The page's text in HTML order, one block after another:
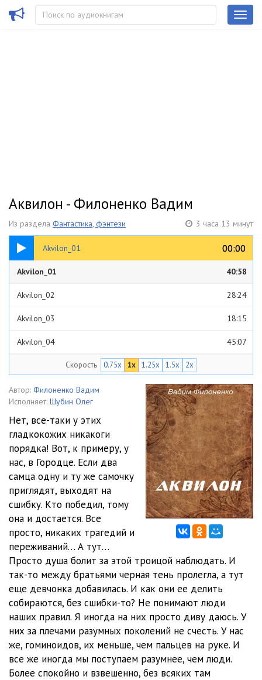
Аквилон - Филоненко Вадим
Из раздела Фантастика, фэнтези 3 часа 13 минут
Akvilon_01 00:00
00:00
40:58
Akvilon_01 40:58
Akvilon_02 28:24
Akvilon_03 18:15
Akvilon_04 45:07
Akvilon_06 55:46
Скорость 0.75x 1x 1.25x 1.5x 2x
Автор: Филоненко Вадим
Исполняет: Шубин Олег
Нет, все-таки у этих
гладкокожих никакоги
порядка! Вот, к примеру, у
нас, в Городце. Если два
самца одну и ту же самочку
приглядят, выходят на
сшибку. Кто победил, тому
она и достается. Все
просто, никаких трагедий и
переживаний… А тут…
Просто душа болит за этой троицой наблюдать. И
так-то между братьями черная тень пролегла, а тут
еще девчoнка добавилась. И как они ее делить
собираются, без сшибки-то? Не понимают люди
наших правил. Я иногда на них просто диву даюсь. У
них за плечами разумных поколений не счесть. У нас
же, гоминоидов, их меньше, чем пальцев на руке. И
все же иногда мы поступаем разумнее, чем люди.
Более спокойно и взвешенно, без всяких там